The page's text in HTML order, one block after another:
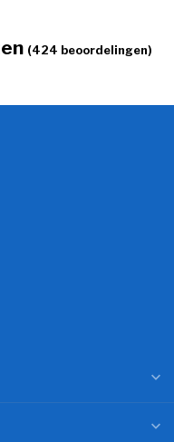
(424 beoordelingen)